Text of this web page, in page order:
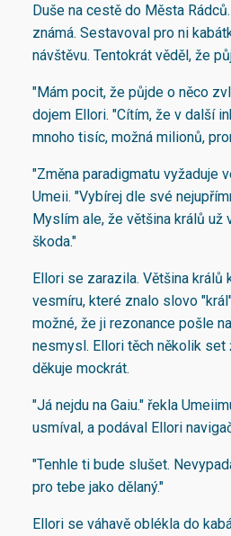
Duše na cestě do Města
známá. Sestavoval pro ni
návštěvu. Tentokrát věděl, že
"Mám pocit, že půjde o něco
dojem Ellori. "Cítím, že v další
mnoho tisíc, možná milionů,
"Změna paradigmatu vyžaduje
Umeii. "Vybírej dle své
Myslím ale, že většina králů už
škoda."
Ellori se zarazila. Většina
vesmíru, které znalo slovo
možné, že ji rezonance pošle
nesmysl. Ellori těch několik
děkuje mockrát.
"Já nejdu na Gaiu." řekla
usmíval, a podával Ellori
"Tenhle ti bude slušet.
pro tebe jako dělaný."
Ellori se váhavě oblékla do